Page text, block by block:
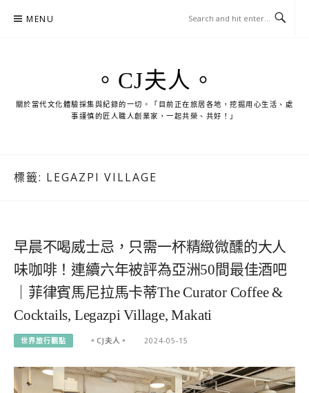
MENU
。CJ夫人。
關於當代文化體驗採集與紀錄的一切。「目前正在旅居各地，挖掘用心生活、處
事謹慎的匠人職人創業家，一起共榮、共好！」
標籤: LEGAZPI VILLAGE
早晨不喝威士忌，只需一杯精緻微醺的大人
味咖啡！連續六年被評為亞洲50間最佳酒吧
｜菲律賓馬尼拉馬卡蒂The Curator Coffee &
Cocktails, Legazpi Village, Makati
世界旅行觀點 。CJ夫人。 2024-05-15